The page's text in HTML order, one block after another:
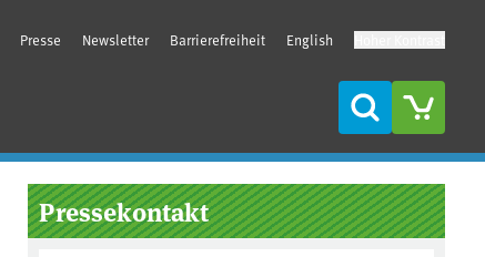
Presse Newsletter Barrierefreiheit English
Suche
Seitenleiste
Pressekontakt